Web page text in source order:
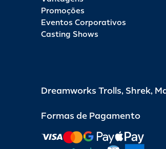
Promoções
Eventos Corporativos
Casting Shows
Dreamworks Trolls, Shrek,
Formas de Pagamento